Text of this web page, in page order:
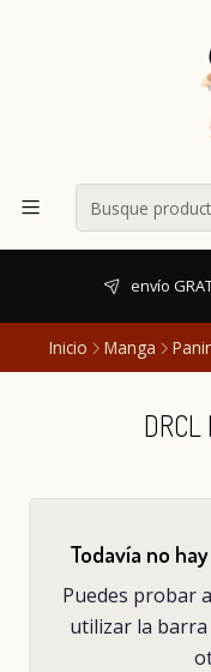
envío
Inicio Manga
Todavía no
Puedes probar
utilizar la